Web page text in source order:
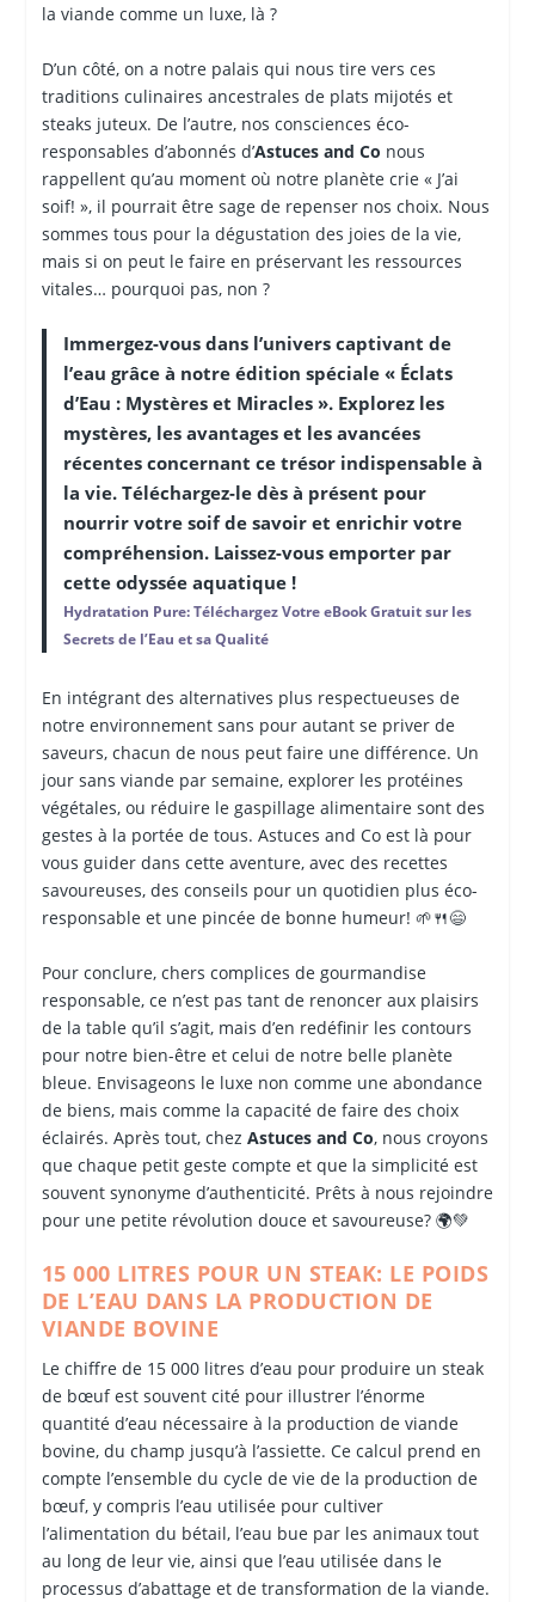
la viande comme un luxe, là ?
D’un côté, on a notre palais qui nous tire vers ces
traditions culinaires ancestrales de plats mijotés et
steaks juteux. De l’autre, nos consciences éco-
responsables d’abonnés d’Astuces and Co nous
rappellent qu’au moment où notre planète crie « J’ai
soif! », il pourrait être sage de repenser nos choix. Nous
sommes tous pour la dégustation des joies de la vie,
mais si on peut le faire en préservant les ressources
vitales… pourquoi pas, non ?
Immergez-vous dans l’univers captivant de
l’eau grâce à notre édition spéciale « Éclats
d’Eau : Mystères et Miracles ». Explorez les
mystères, les avantages et les avancées
récentes concernant ce trésor indispensable à
la vie. Téléchargez-le dès à présent pour
nourrir votre soif de savoir et enrichir votre
compréhension. Laissez-vous emporter par
cette odyssée aquatique !
Hydratation Pure: Téléchargez Votre eBook Gratuit sur les
Secrets de l’Eau et sa Qualité
En intégrant des alternatives plus respectueuses de
notre environnement sans pour autant se priver de
saveurs, chacun de nous peut faire une différence. Un
jour sans viande par semaine, explorer les protéines
végétales, ou réduire le gaspillage alimentaire sont des
gestes à la portée de tous. Astuces and Co est là pour
vous guider dans cette aventure, avec des recettes
savoureuses, des conseils pour un quotidien plus éco-
responsable et une pincée de bonne humeur! 🌱🍴😄
Pour conclure, chers complices de gourmandise
responsable, ce n’est pas tant de renoncer aux plaisirs
de la table qu’il s’agit, mais d’en redéfinir les contours
pour notre bien-être et celui de notre belle planète
bleue. Envisageons le luxe non comme une abondance
de biens, mais comme la capacité de faire des choix
éclairés. Après tout, chez Astuces and Co, nous croyons
que chaque petit geste compte et que la simplicité est
souvent synonyme d’authenticité. Prêts à nous rejoindre
pour une petite révolution douce et savoureuse? 🌍💚
15 000 LITRES POUR UN STEAK: LE POIDS
DE L’EAU DANS LA PRODUCTION DE
VIANDE BOVINE
Le chiffre de 15 000 litres d’eau pour produire un steak
de bœuf est souvent cité pour illustrer l’énorme
quantité d’eau nécessaire à la production de viande
bovine, du champ jusqu’à l’assiette. Ce calcul prend en
compte l’ensemble du cycle de vie de la production de
bœuf, y compris l’eau utilisée pour cultiver
l’alimentation du bétail, l’eau bue par les animaux tout
au long de leur vie, ainsi que l’eau utilisée dans le
processus d’abattage et de transformation de la viande.